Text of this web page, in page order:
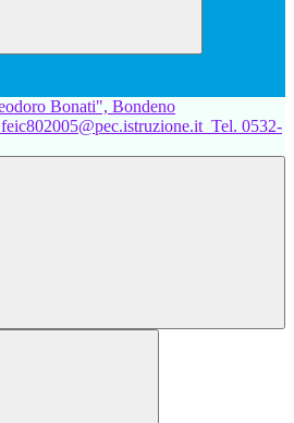
feic802005@pec.istruzione.it Tel. 0532-